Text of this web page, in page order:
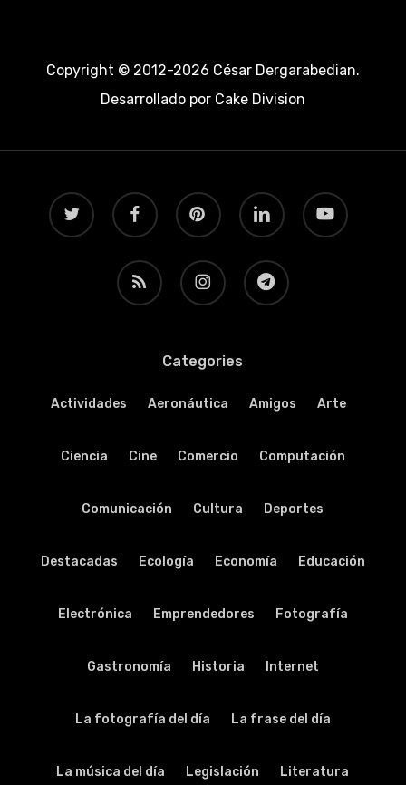
Copyright © 2012-2026 César Dergarabedian.
Desarrollado porCake Division
twitter facebook pinterest linkedin youtube
RSS instagram telegram
Categories
Actividades Aeronáutica Amigos Arte
Ciencia Cine Comercio Computación
Comunicación Cultura Deportes
Destacadas Ecología Economía Educación
Electrónica Emprendedores Fotografía
Gastronomía Historia Internet
La fotografía del día La frase del día
La música del día Legislación Literatura